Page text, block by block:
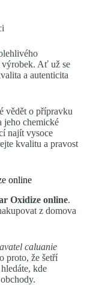
Ať už se
a autenticita
vědět o přípravku
jeho chemické
najít vysoce
kvalitu a pravost
online
Oxidize online.
z domova
caluanie
proto, že šetří
kde